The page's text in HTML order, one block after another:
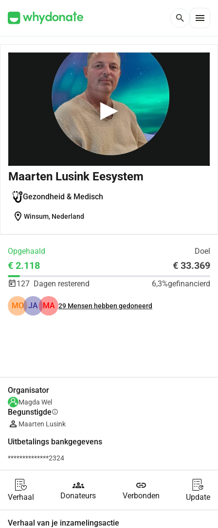
search menu
Maarten Lusink Eesystem
Gezondheid & Medisch
location_on Winsum, Nederland
Opgehaald Doel
€ 2.118 € 33.369
127 Dagen resterend 6,3%gefinancierd
MO JA MA 29 Mensen hebben gedoneerd
Organisator
Magda Wel
Begunstigdeinfo
Maarten Lusink
Uitbetalings bankgegevens
**************2324
Verhaal
groups
Donateurs
link
Verbonden Update
Verhaal van je inzamelingsactie